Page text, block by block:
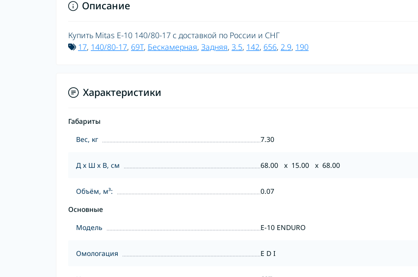
Описание
Купить Mitas E-10 140/80-17 с доставкой по России и СНГ
17, 140/80-17, 69T, Бескамерная, Задняя, 3.5, 142, 656, 2.9, 190
Характеристики
Габариты
Вес, кг
7.30
Д х Ш х В, см 68.00 x 15.00 x 68.00
Объём, м³:
0.07
Основные
Модель
E-10 ENDURO
Омологация E D I